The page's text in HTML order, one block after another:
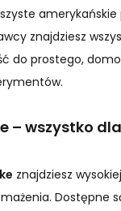
znajdziesz
do prostego,
– wszystko
znajdziesz
Dostępne